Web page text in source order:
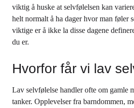
viktig å huske at selvfølelsen kan
helt normalt å ha dager hvor man føler
viktige er å ikke la disse dagene
du er.
Hvorfor får vi lav
Lav selvfølelse handler ofte om gamle
tanker. Opplevelser fra barndommen,